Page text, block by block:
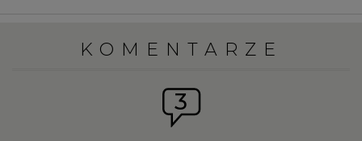
KOMENTARZE
3